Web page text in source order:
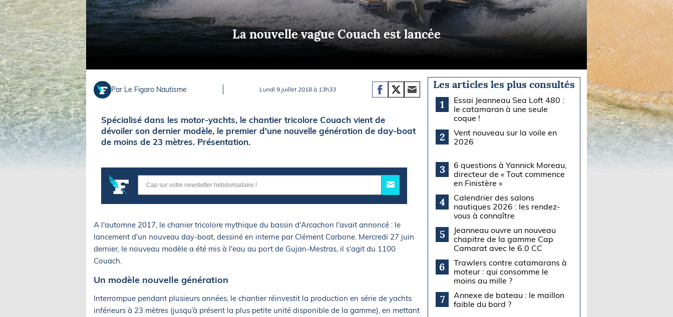
La nouvelle vague Couach est lancée
Par Le Figaro Nautisme Lundi 9 juillet 2018 à 13h33
Spécialisé dans les motor-yachts, le chantier tricolore Couach vient de
dévoiler son dernier modèle, le premier d'une nouvelle génération de day-boat
de moins de 23 mètres. Présentation.
A l'automne 2017, le chanier tricolore mythique du bassin d'Arcachon l'avait annoncé : le
lancement d'un nouveau day-boat, dessiné en interne par Clément Carbone. Mercredi 27 juin
dernier, le nouveau modèle a été mis à l'eau au port de Gujan-Mestras, il s'agit du 1100
Couach.
Un modèle nouvelle génération
Interrompue pendant plusieurs années, le chantier réinvestit la production en série de yachts
inférieurs à 23 mètres (jusqu’à présent la plus petite unité disponible de la gamme), en mettant
Les articles les plus consultés
1
Essai Jeanneau Sea Loft 480 :
le catamaran à une seule
coque !
2
Vent nouveau sur la voile en
2026
3
6 questions à Yannick Moreau,
directeur de « Tout commence
en Finistère »
4
Calendrier des salons
nautiques 2026 : les rendez-
vous à connaître
5
Jeanneau ouvre un nouveau
chapitre de la gamme Cap
Camarat avec le 6.0 CC
6
Trawlers contre catamarans à
moteur : qui consomme le
moins au mille ?
7
Annexe de bateau : le maillon
faible du bord ?